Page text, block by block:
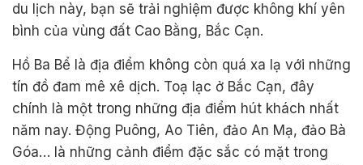
du lịch này, bạn sẽ trải nghiệm được không khí yên
bình của vùng đất Cao Bằng, Bắc Cạn.
Hồ Ba Bể là địa điểm không còn quá xa lạ với những
tín đồ đam mê xê dịch. Toạ lạc ở Bắc Cạn, đây
chính là một trong những địa điểm hút khách nhất
năm nay. Động Puông, Ao Tiên, đảo An Mạ, đảo Bà
Góa… là những cảnh điểm đặc sắc có mặt trong